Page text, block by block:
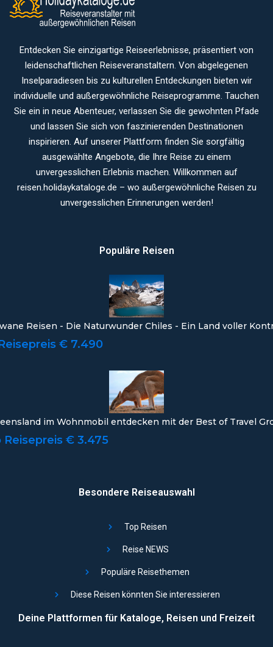
Entdecken Sie einzigartige Reiseerlebnisse, präsentiert von
leidenschaftlichen Reiseveranstaltern. Von abgelegenen
Inselparadiesen bis zu kulturellen Entdeckungen bieten wir
individuelle und außergewöhnliche Reiseprogramme. Tauchen
Sie ein in neue Abenteuer, verlassen Sie die gewohnten Pfade
und lassen Sie sich von faszinierenden Destinationen
inspirieren. Auf unserer Plattform finden Sie sorgfältig
ausgewählte Angebote, die Ihre Reise zu einem
unvergesslichen Erlebnis machen. Willkommen auf
reisen.holidaykataloge.de – wo außergewöhnliche Reisen zu
unvergesslichen Erinnerungen werden!
Populäre Reisen
Reisen - Die Naturwunder Chiles - Ein Land voller
€ 7.490
im Wohnmobil entdecken mit der Best of Travel
Reisepreis € 3.475
Besondere Reiseauswahl
Top Reisen
Reise NEWS
Populäre Reisethemen
Diese Reisen könnten Sie interessieren
Deine Plattformen für Kataloge, Reisen und Freizeit